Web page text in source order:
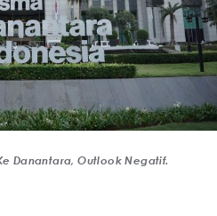
Danantara, Outlook Negatif.